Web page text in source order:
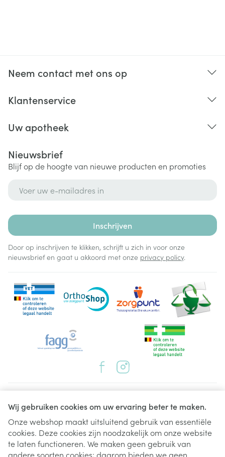
Wij gebruiken cookies om uw ervaring beter te maken.
Onze webshop maakt uitsluitend gebruik van essentiële
cookies. Deze cookies zijn noodzakelijk om onze website
te laten functioneren. We maken geen gebruik van
andere soorten cookies; daarom bieden we geen
Neem contact met ons op
Klantenservice
Uw apotheek
Nieuwsbrief
Blijf op de hoogte van nieuwe producten en promoties
Inschrijven
Door op inschrijven te klikken, schrijft u zich in voor onze
nieuwsbrief en gaat u akkoord met onze privacy policy.
Juridische links